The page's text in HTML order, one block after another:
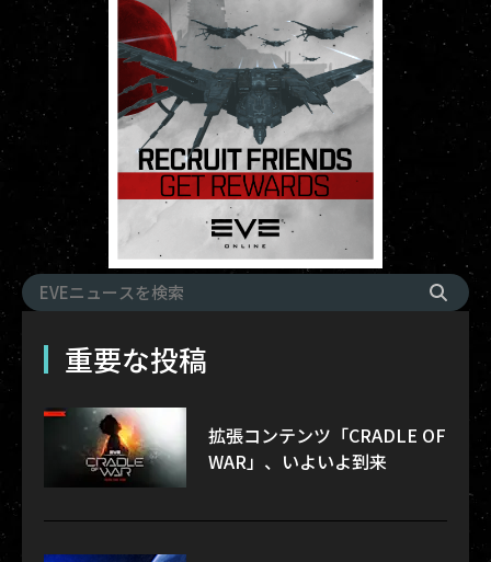
重要な投稿
拡張コンテンツ「CRADLE OF
WAR」、いよいよ到来